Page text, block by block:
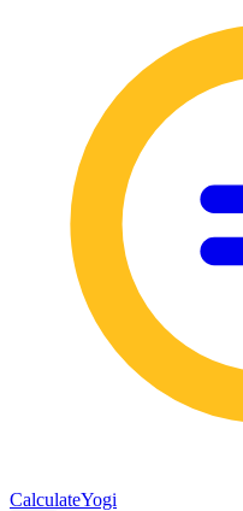
CalculateYogi